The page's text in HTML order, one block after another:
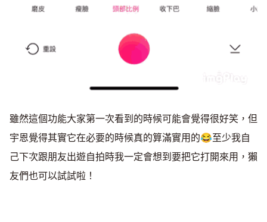
雖然這個功能大家第一次看到的時候可能會覺得很好笑，但
宇恩覺得其實它在必要的時候真的算滿實用的😂至少我自
己下次跟朋友出遊自拍時我一定會想到要把它打開來用，獺
友們也可以試試啦！